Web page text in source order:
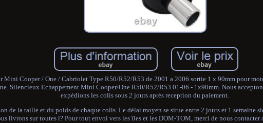
Mini Cooper / One / Cabriolet Type R50/R52/R53 de 2001 a 2006 sortie 1 x 90mm pour
Silencieux Echappement Mini Cooper/One R50/R52/R53 01-06 - 1x90mm. Nous
expédions les colis sous 2 jours après reception du paiement.
de la taille et du poids de chaque colis. Le délai moyen se situe entre 2 jours et 1 semaine
livrons sur toutes l? Pour tout envoi vers les îles et les DOM-TOM, merci de nous contacter